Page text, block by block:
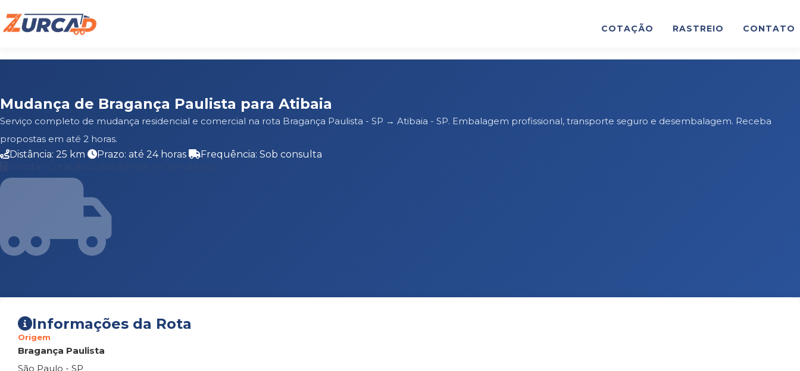
COTAÇÃO RASTREIO CONTATO
Mudança de Bragança Paulista para Atibaia
Serviço completo de mudança residencial e comercial na rota Bragança Paulista - SP → Atibaia - SP. Embalagem profissional, transporte seguro e desembalagem. Receba
propostas em até 2 horas.
Distância: 25 km
Prazo: até 24 horas
Frequência: Sob consulta
Informações da Rota
Origem
Bragança Paulista
São Paulo - SP